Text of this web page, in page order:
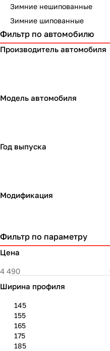
Зимние нешипованные
Зимние шипованные
Фильтр по автомобилю
Производитель автомобиля
Модель автомобиля
Год выпуска
Модификация
Фильтр по параметру
Цена
Ширина профиля
145
155
165
175
185